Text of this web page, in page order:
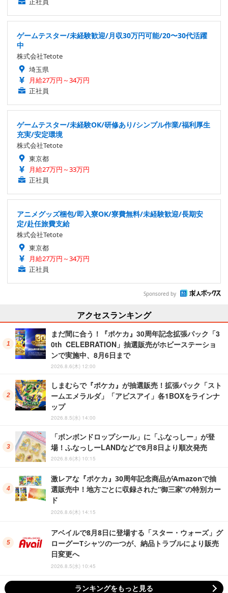
ゲームテスター/未経験歓迎/月収30万円可能/20〜30代活躍
中
株式会社Tetote
埼玉県
月給27万円～34万円
正社員
ゲームテスター/未経験OK/研修あり/シンプル作業/福利厚生
充実/安定環境
株式会社Tetote
東京都
月給27万円～33万円
正社員
アニメグッズ梱包/即入寮OK/寮費無料/未経験歓迎/長期安
定/赴任旅費支給
株式会社Tetote
東京都
月給27万円～34万円
正社員
Sponsored by
アクセスランキング
まだ間に合う！『ポケカ』30周年記念拡張パック「3
0th CELEBRATION」抽選販売がホビーステーショ
ンで実施中、8月6日まで
2026.8.6(木) 12:00
しまむらで『ポケカ』が抽選販売！拡張パック「スト
ームエメラルダ」「アビスアイ」各1BOXをラインナ
ップ
2026.8.5(水) 14:00
「ボンボンドロップシール」に「ふなっしー」が登
場！ふなっしーLANDなどで8月8日より順次発売
2026.8.6(木) 10:15
激レアな『ポケカ』30周年記念商品がAmazonで抽
選販売中！地方ごとに収録された“御三家”の特別カー
ド
2026.8.6(木) 14:15
アベイルで8月8日に登場する「スター・ウォーズ」グ
ローグーTシャツの一つが、納品トラブルにより販売
日変更へ
2026.8.5(水) 10:45
ランキングをもっと見る